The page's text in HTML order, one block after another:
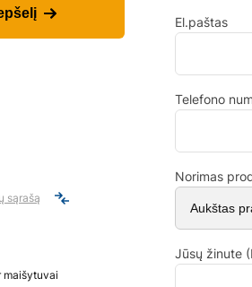
sąrašą
maišytuvai
El.paštas
Telefono
Norimas
Jūsų žinute